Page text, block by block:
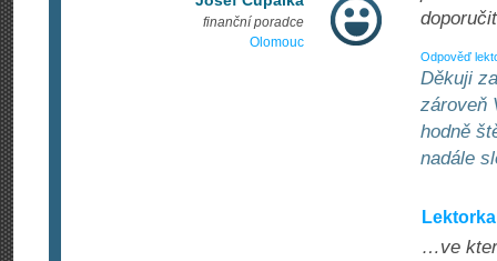
finanční poradce
Olomouc
Odpověď
Děkuji
zároveň
hodně
nadále
…ve